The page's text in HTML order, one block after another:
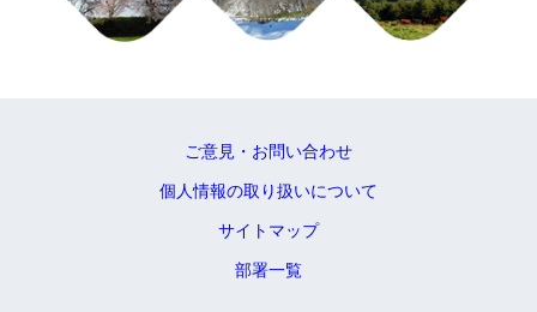
ご意見・お問い合わせ
個人情報の取り扱いについて
サイトマップ
部署一覧